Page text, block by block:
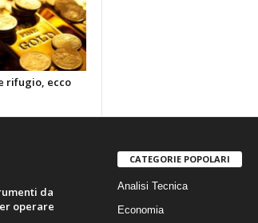
rifugio, ecco
da
operare
CATEGORIE POPOLARI
Analisi Tecnica
Economia